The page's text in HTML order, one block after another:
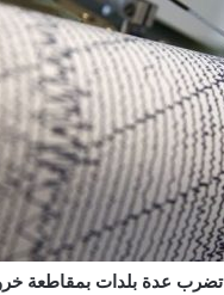
عدة بلدات بمقاطعة